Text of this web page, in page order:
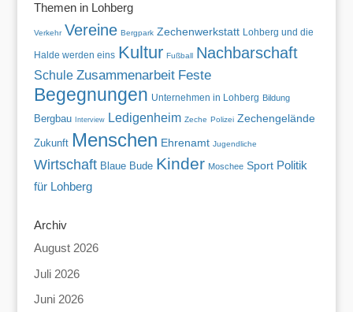
Themen in Lohberg
Verkehr Vereine Bergpark Zechenwerkstatt Lohberg und die
Halde werden eins Kultur Fußball Nachbarschaft
Schule Zusammenarbeit Feste
Begegnungen Unternehmen in Lohberg Bildung
Bergbau Interview Ledigenheim Zeche Polizei Zechengelände
Zukunft Menschen Ehrenamt Jugendliche
Wirtschaft Blaue Bude Kinder Moschee Sport Politik
für Lohberg
Archiv
August 2026
Juli 2026
Juni 2026